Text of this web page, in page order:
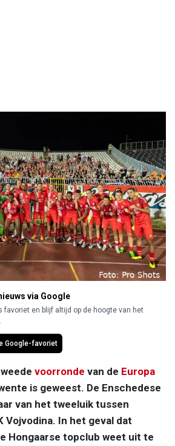
via Google
favoriet en blijf altijd op de hoogte van het
Google-favoriet
voorronde van de Europa
is geweest. De Enschedese
van het tweeluik tussen
Vojvodina. In het geval dat
Hongaarse topclub weet uit te